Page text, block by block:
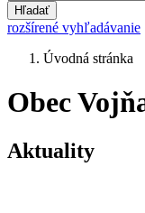
Hľadať
rozšírené vyhľadávanie
Úvodná stránka
Obec
Aktuality